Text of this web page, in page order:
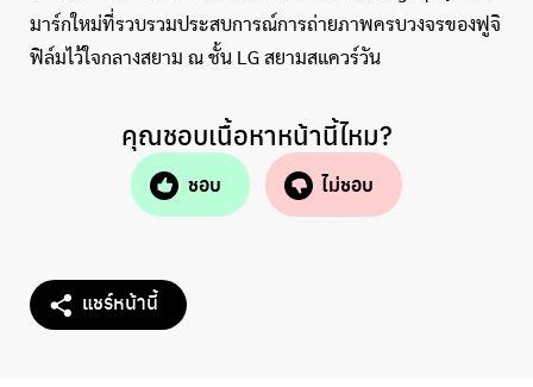
มาร์กใหม่ที่รวบรวมประสบการณ์การถ่ายภาพครบวงจรของฟูจิ
ฟิล์มไว้ใจกลางสยาม ณ ชั้น LG สยามสแควร์วัน
คุณชอบเนื้อหาหน้านี้ไหม?
ชอบ ไม่ชอบ
แชร์หน้านี้